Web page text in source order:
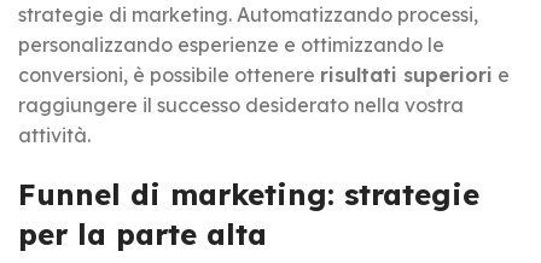
strategie di marketing. Automatizzando processi,
personalizzando esperienze e ottimizzando le
conversioni, è possibile ottenere risultati superiori e
raggiungere il successo desiderato nella vostra
attività.
Funnel di marketing: strategie
per la parte alta